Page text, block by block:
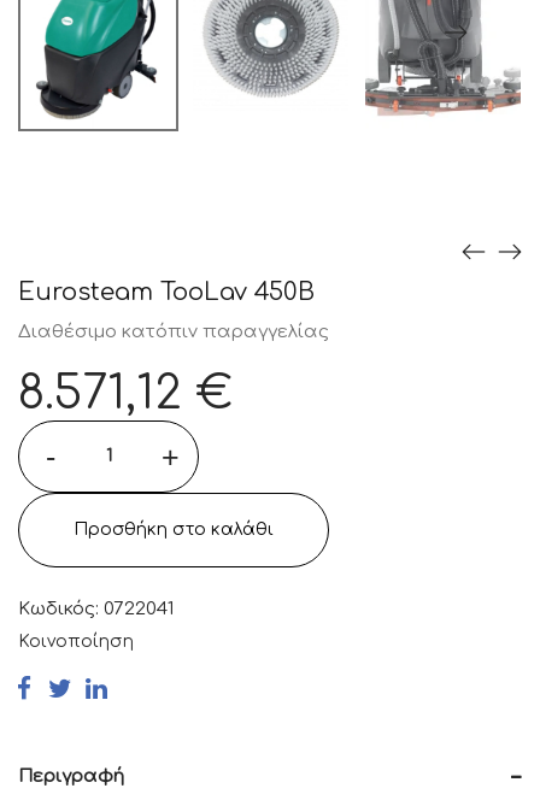
Eurosteam TooLav 450B
Διαθέσιμο κατόπιν παραγγελίας
8.571,12 €
- +
Προσθήκη στο καλάθι
Κωδικός: 0722041
Κοινοποίηση
Περιγραφή